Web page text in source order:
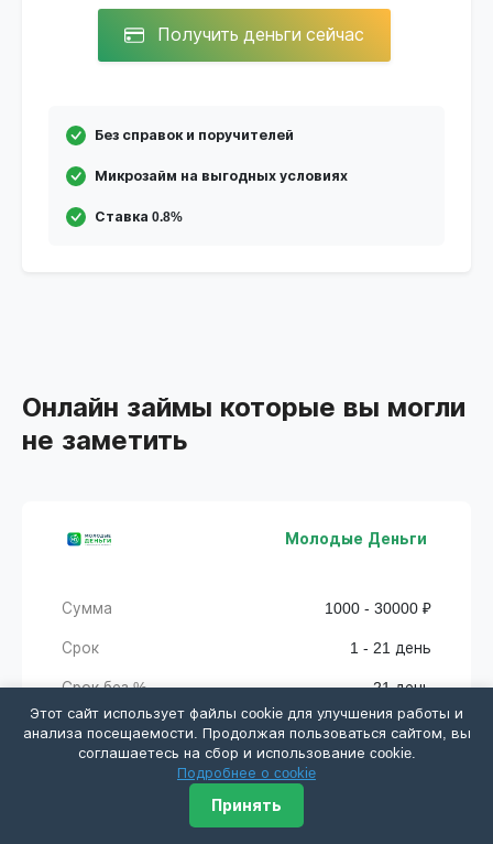
Получить деньги сейчас
Без справок и поручителей
Микрозайм на выгодных условиях
Ставка 0.8%
Онлайн займы которые вы могли
не заметить
Молодые Деньги
Сумма 1000 - 30000 ₽
Срок 1 - 21 день
Срок без % 21 день
Одобрение Низкое
Получить деньги
Этот сайт использует файлы cookie для улучшения работы и
анализа посещаемости. Продолжая пользоваться сайтом, вы
соглашаетесь на сбор и использование cookie.
Подробнее о cookie
Принять